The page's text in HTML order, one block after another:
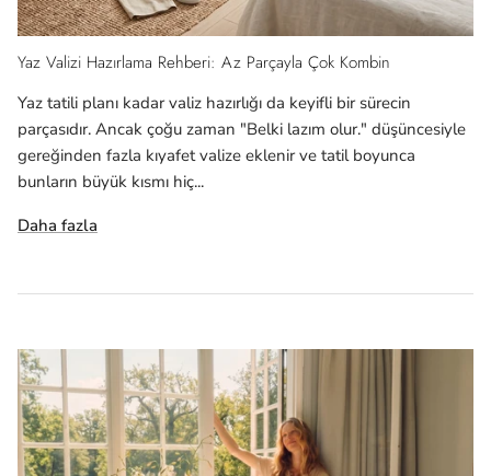
Yaz Valizi Hazırlama Rehberi: Az Parçayla Çok Kombin
Yaz tatili planı kadar valiz hazırlığı da keyifli bir sürecin
parçasıdır. Ancak çoğu zaman "Belki lazım olur." düşüncesiyle
gereğinden fazla kıyafet valize eklenir ve tatil boyunca
bunların büyük kısmı hiç...
Daha fazla